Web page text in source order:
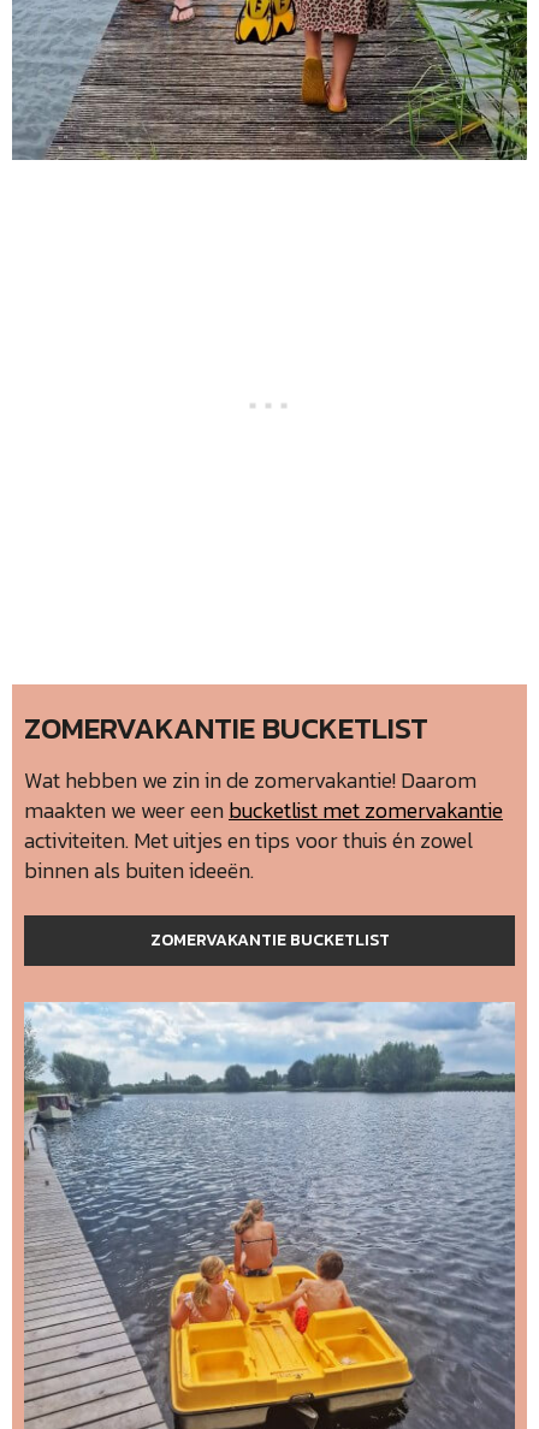
ZOMERVAKANTIE BUCKETLIST
Wat hebben we zin in de zomervakantie! Daarom
maakten we weer eenbucketlist met zomervakantie
activiteiten. Met uitjes en tips voor thuis én zowel
binnen als buiten ideeën.
ZOMERVAKANTIE BUCKETLIST